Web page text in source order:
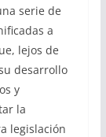
serie de
a
lejos de
desarrollo
y
la
legislación